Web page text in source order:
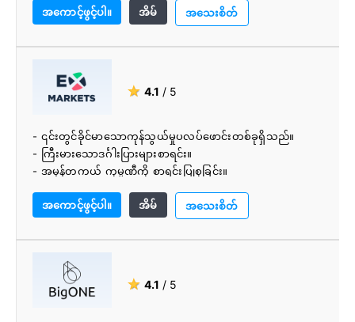
- KYC မလိုအပ်ဘဲ အမြန်စာရင်းသွင်းပါ။
- ပလပ်ဖောင်းပေါ်တွင် Bitcoin ကိုဝယ်ယူရန်ခွင့်ပြုသည်။
- အခကြေးငွေ နည်းပါးခြင်း။
အကောင့်ဖွင့်ပါ။ အိမ် အသေးစိတ်
★ 4.1 / 5
- ၎င်းတွင်ခိုင်မာသောကုန်သွယ်မှုပလပ်ဖောင်းတစ်ခုရှိသည်။
- ကြီးမားသောဒင်္ဂါးပြားများစာရင်း။
- အမှန်တကယ် ကုမ္ပဏီကို စာရင်းပြုစုခြင်း။
- နိမ့်သောကုန်သွယ်မှုအခကြေးငွေ။
- ပူးပေါင်းဆောင်ရွက်နိုင်ရန် ဖွင့်လှစ်ထားသည်။
- အက်ပ်များကို Android နှင့် iOS အတွက် ရနိုင်သည်။
- စင်္ကာပူအစိုးရမှ မှတ်ပုံတင်ပြီး စီမံထားသည်။
- နေ့စဉ် မြင့်မားသော ငွေဖြစ်လွယ်မှုရှိသည်။
အကောင့်ဖွင့်ပါ။ အိမ် အသေးစိတ်
★ 4.1 / 5